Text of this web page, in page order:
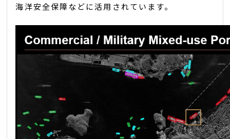
海洋安全保障などに活用されています。